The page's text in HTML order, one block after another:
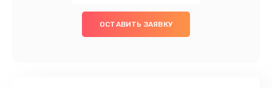
ОСТАВИТЬ ЗАЯВКУ